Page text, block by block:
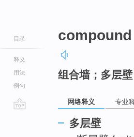
目录
释义
用法
例句
组合墙；多层壁
网络释义 专业
多层壁